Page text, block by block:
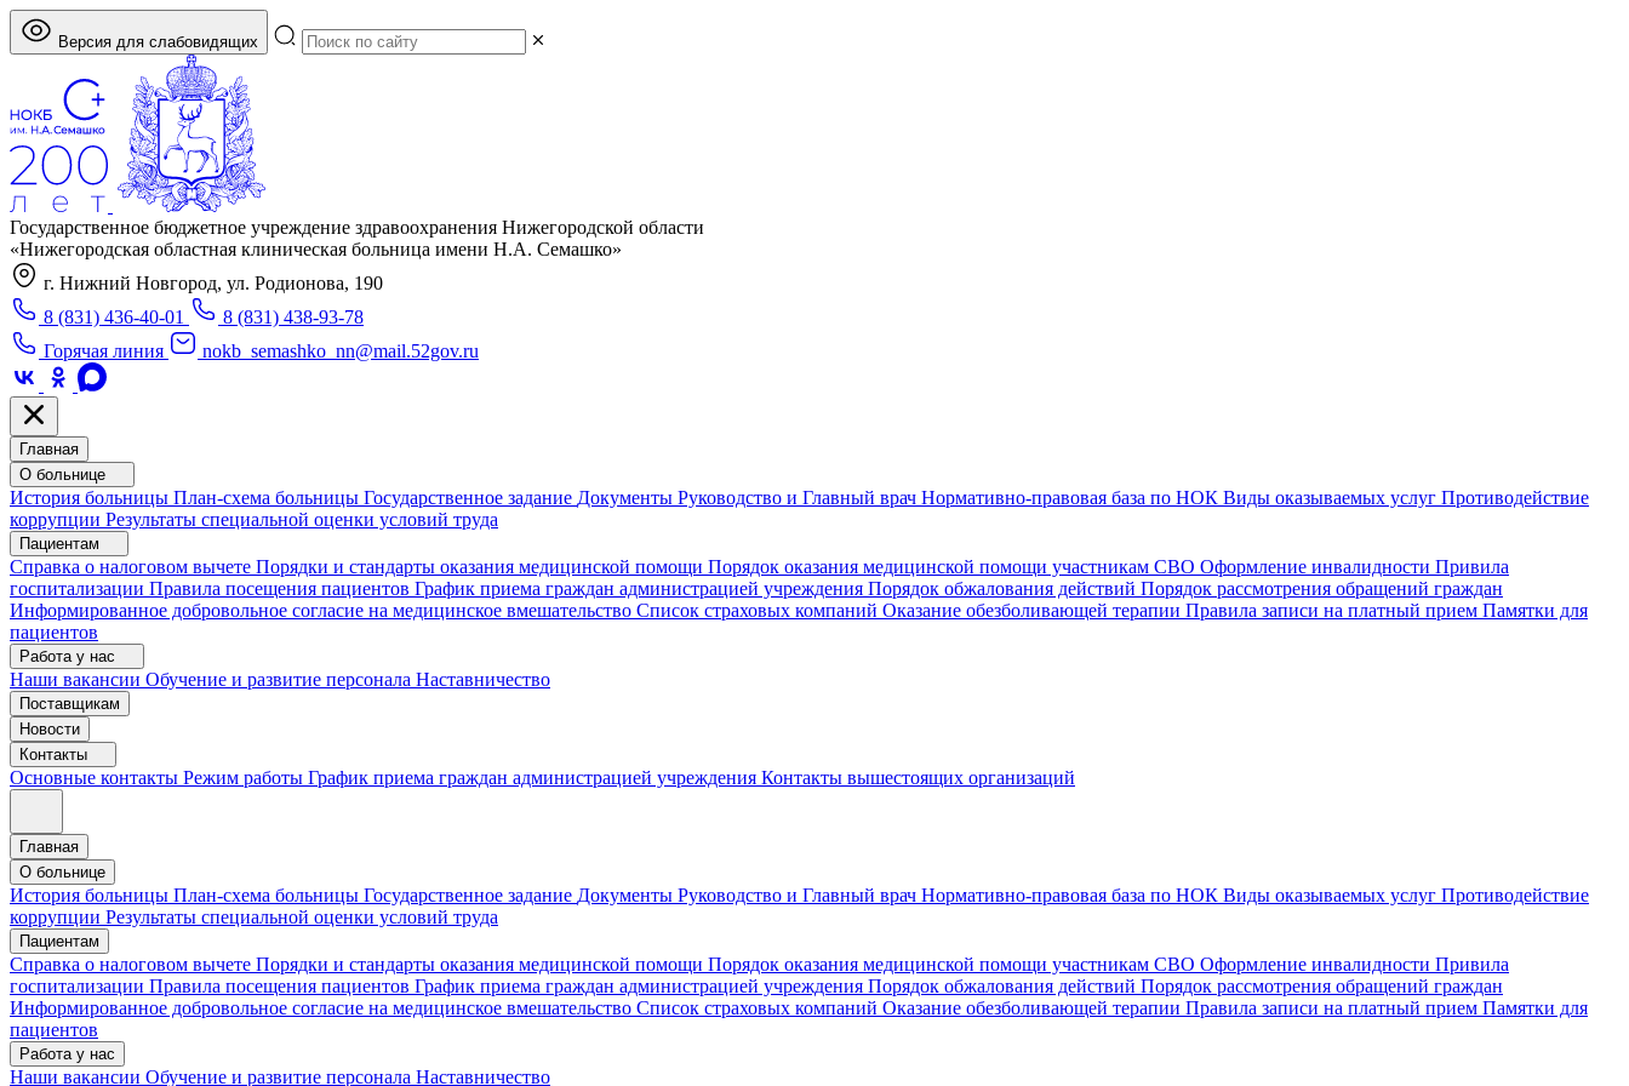
Версия для слабовидящих
Государственное бюджетное учреждение здравоохранения Нижегородской области
«Нижегородская областная клиническая больница имени Н.А. Семашко»
г. Нижний Новгород, ул. Родионова, 190
8 (831) 436-40-01
8 (831) 438-93-78
Горячая линия
nokb_semashko_nn@mail.52gov.ru
Главная
О больнице
История больницы План-схема больницы Государственное задание Документы Руководство и Главный врач Нормативно-правовая база по НОК Виды оказываемых услуг Противодействие
коррупции Результаты специальной оценки условий труда
Пациентам
Справка о налоговом вычете Порядки и стандарты оказания медицинской помощи Порядок оказания медицинской помощи участникам СВО Оформление инвалидности Привила
госпитализации Правила посещения пациентов График приема граждан администрацией учреждения Порядок обжалования действий Порядок рассмотрения обращений граждан
Информированное добровольное согласие на медицинское вмешательство Список страховых компаний Оказание обезболивающей терапии Правила записи на платный прием Памятки для
пациентов
Работа у нас
Наши вакансии Обучение и развитие персонала Наставничество
Поставщикам
Новости
Контакты
Основные контакты Режим работы График приема граждан администрацией учреждения Контакты вышестоящих организаций
Главная
О больнице
История больницы План-схема больницы Государственное задание Документы Руководство и Главный врач Нормативно-правовая база по НОК Виды оказываемых услуг Противодействие
коррупции Результаты специальной оценки условий труда
Пациентам
Справка о налоговом вычете Порядки и стандарты оказания медицинской помощи Порядок оказания медицинской помощи участникам СВО Оформление инвалидности Привила
госпитализации Правила посещения пациентов График приема граждан администрацией учреждения Порядок обжалования действий Порядок рассмотрения обращений граждан
Информированное добровольное согласие на медицинское вмешательство Список страховых компаний Оказание обезболивающей терапии Правила записи на платный прием Памятки для
пациентов
Работа у нас
Наши вакансии Обучение и развитие персонала Наставничество